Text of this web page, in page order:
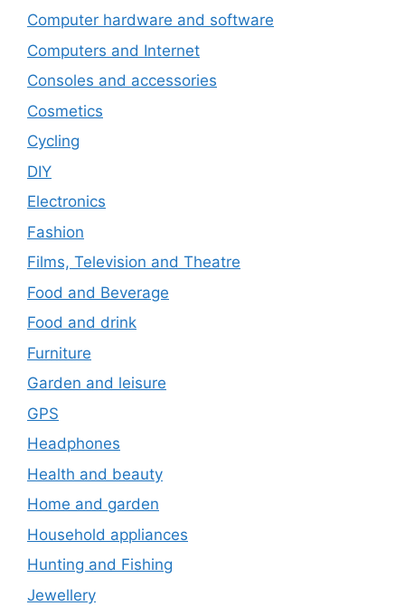
Computer hardware and software
Computers and Internet
Consoles and accessories
Cosmetics
Cycling
DIY
Electronics
Fashion
Films, Television and Theatre
Food and Beverage
Food and drink
Furniture
Garden and leisure
GPS
Headphones
Health and beauty
Home and garden
Household appliances
Hunting and Fishing
Jewellery